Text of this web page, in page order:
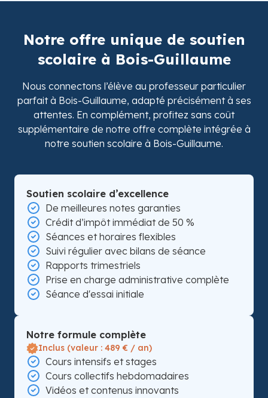
Notre offre unique de soutien
scolaire à Bois-Guillaume
Nous connectons l’élève au professeur particulier
parfait à Bois-Guillaume, adapté précisément à ses
attentes. En complément, profitez sans coût
supplémentaire de notre offre complète intégrée à
notre soutien scolaire à Bois-Guillaume.
Soutien scolaire d’excellence
De meilleures notes garanties
Crédit d’impôt immédiat de 50 %
Séances et horaires flexibles
Suivi régulier avec bilans de séance
Rapports trimestriels
Prise en charge administrative complète
Séance d'essai initiale
Notre formule complète
Inclus (valeur : 489 € / an)
Cours intensifs et stages
Cours collectifs hebdomadaires
Vidéos et contenus innovants